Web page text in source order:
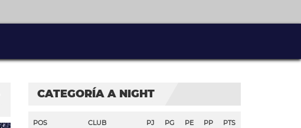
CATEGORÍA A NIGHT
POS CLUB PJ PG PE PP PTS